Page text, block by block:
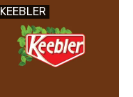
KEEBLER